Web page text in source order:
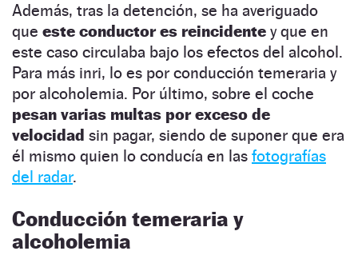
Además, tras la detención, se ha averiguado
que este conductor es reincidente y que en
este caso circulaba bajo los efectos del alcohol.
Para más inri, lo es por conducción temeraria y
por alcoholemia. Por último, sobre el coche
pesan varias multas por exceso de
velocidad sin pagar, siendo de suponer que era
él mismo quien lo conducía en las fotografías
del radar.
Conducción temeraria y
alcoholemia